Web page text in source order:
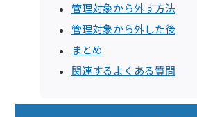
管理対象から外す方法
管理対象から外した後
まとめ
関連するよくある質問